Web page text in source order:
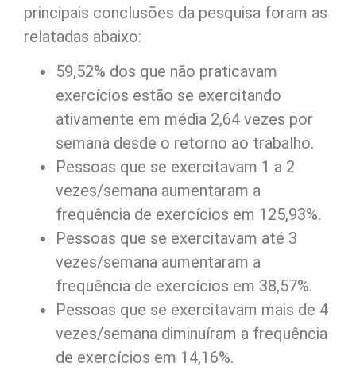
principais conclusões da pesquisa foram as
relatadas abaixo:
59,52% dos que não praticavam
exercícios estão se exercitando
ativamente em média 2,64 vezes por
semana desde o retorno ao trabalho.
Pessoas que se exercitavam 1 a 2
vezes/semana aumentaram a
frequência de exercícios em 125,93%.
Pessoas que se exercitavam até 3
vezes/semana aumentaram a
frequência de exercícios em 38,57%.
Pessoas que se exercitavam mais de 4
vezes/semana diminuíram a frequência
de exercícios em 14,16%.